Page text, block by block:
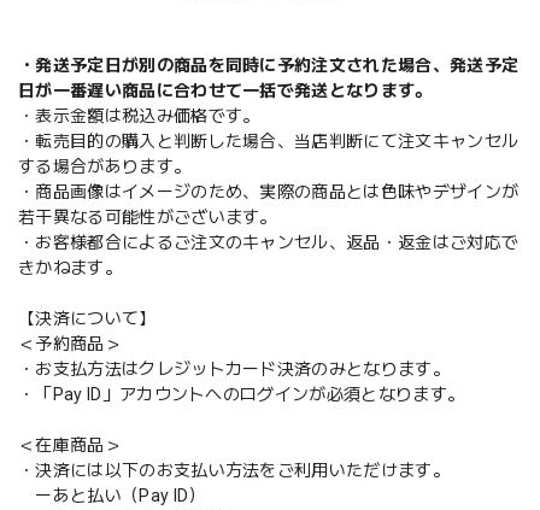
・発送予定日が別の商品を同時に予約注文された場合、発送予定
日が一番遅い商品に合わせて一括で発送となります。
・表示金額は税込み価格です。
・転売目的の購入と判断した場合、当店判断にて注文キャンセル
する場合があります。
・商品画像はイメージのため、実際の商品とは色味やデザインが
若干異なる可能性がございます。
・お客様都合によるご注文のキャンセル、返品・返金はご対応で
きかねます。
【決済について】
＜予約商品＞
・お支払方法はクレジットカード決済のみとなります。
・「Pay ID」アカウントへのログインが必須となります。
＜在庫商品＞
・決済には以下のお支払い方法をご利用いただけます。
ーあと払い（Pay ID）